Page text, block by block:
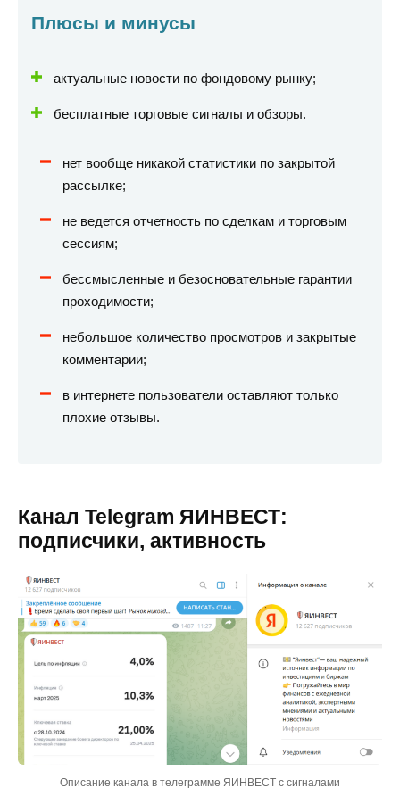
Плюсы и минусы
актуальные новости по фондовому рынку;
бесплатные торговые сигналы и обзоры.
нет вообще никакой статистики по закрытой
рассылке;
не ведется отчетность по сделкам и торговым
сессиям;
бессмысленные и безосновательные гарантии
проходимости;
небольшое количество просмотров и закрытые
комментарии;
в интернете пользователи оставляют только
плохие отзывы.
Канал Telegram ЯИНВЕСТ:
подписчики, активность
Описание канала в телеграмме ЯИНВЕСТ с сигналами